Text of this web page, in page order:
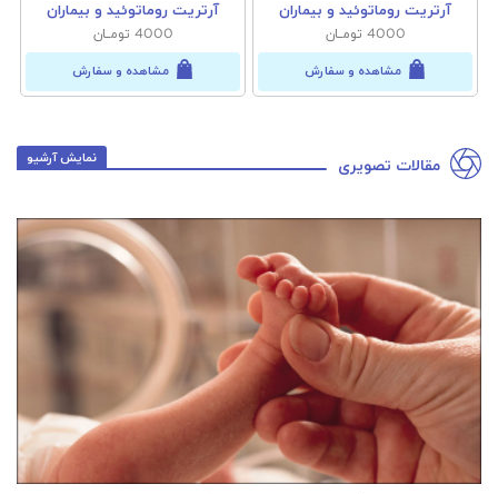
آرتریت روماتوئید و بیماران
4000 تومــان
مشاهده و سفارش
آرتریت روماتوئید و بیماران
4000 تومــان
مشاهده و سفارش
مقالات تصویری نمایش آرشیو